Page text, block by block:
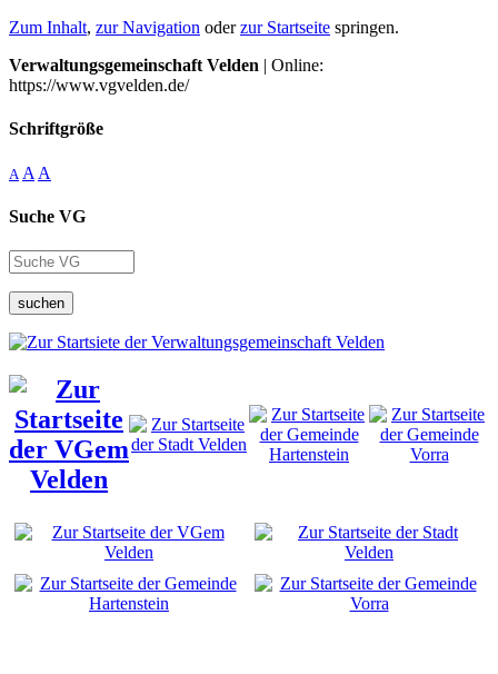
Zum Inhalt, zur Navigation oderzur Startseite springen.
Verwaltungsgemeinschaft Velden | Online:
https://www.vgvelden.de/
Schriftgröße
A A A
Suche VG
suchen